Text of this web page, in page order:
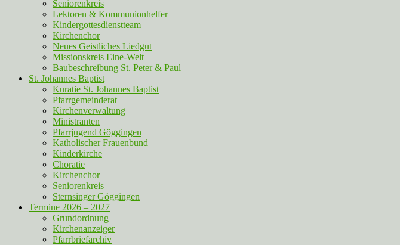
Seniorenkreis
Lektoren & Kommunionhelfer
Kindergottesdienstteam
Kirchenchor
Neues Geistliches Liedgut
Missionskreis Eine-Welt
Baubeschreibung St. Peter & Paul
St. Johannes Baptist
Kuratie St. Johannes Baptist
Pfarrgemeinderat
Kirchenverwaltung
Ministranten
Pfarrjugend Göggingen
Katholischer Frauenbund
Kinderkirche
Choratie
Kirchenchor
Seniorenkreis
Sternsinger Göggingen
Termine 2026 – 2027
Grundordnung
Kirchenanzeiger
Pfarrbriefarchiv